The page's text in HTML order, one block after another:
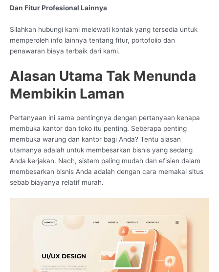
Dan Fitur Profesional Lainnya
Silahkan hubungi kami melewati kontak yang tersedia untuk
memperoleh info lainnya tentang fitur, portofolio dan
penawaran biaya terbaik dari kami.
Alasan Utama Tak Menunda
Membikin Laman
Pertanyaan ini sama pentingnya dengan pertanyaan kenapa
membuka kantor dan toko itu penting. Seberapa penting
membuka warung dan kantor bagi Anda? Tentu alasan
utamanya adalah untuk membesarkan bisnis yang sedang
Anda kerjakan. Nach, sistem paling mudah dan efisien dalam
membesarkan bisnis Anda adalah dengan cara memakai situs
sebab biayanya relatif murah.